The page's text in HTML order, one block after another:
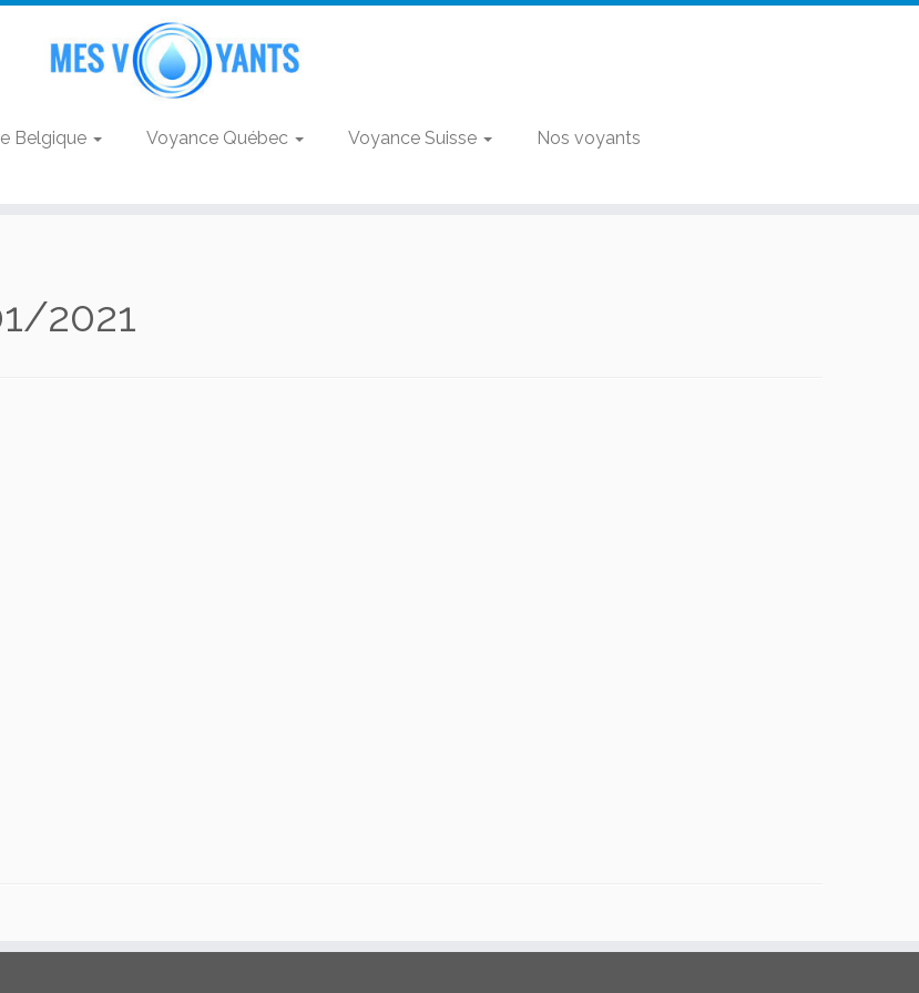
Belgique Voyance Québec Voyance Suisse
Nos voyants
2021